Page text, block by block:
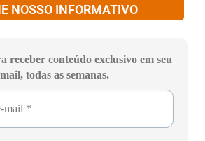
NOSSO INFORMATIVO
receber conteúdo exclusivo em seu
todas as semanas.